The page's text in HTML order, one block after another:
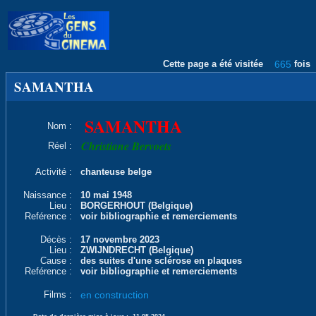
Cette page a été visitée 665 fois
SAMANTHA
Nom : SAMANTHA
Réel : Christiane Bervoets
Activité : chanteuse belge
Naissance :
10 mai 1948
Lieu :
BORGERHOUT (Belgique)
Reférence :
voir bibliographie et remerciements
Décès :
17 novembre 2023
Lieu :
ZWIJNDRECHT (Belgique)
Cause :
des suites d'une sclérose en plaques
Reférence :
voir bibliographie et remerciements
Films : en construction